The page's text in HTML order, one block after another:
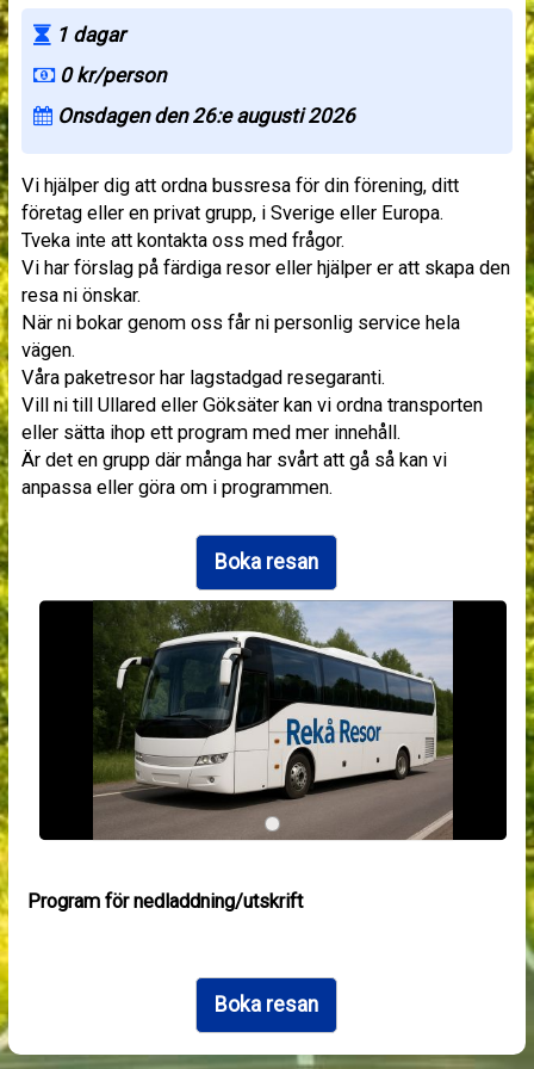
1 dagar
0 kr/person
Onsdagen den 26:e augusti 2026
Vi hjälper dig att ordna bussresa för din förening, ditt
företag eller en privat grupp, i Sverige eller Europa.
Tveka inte att kontakta oss med frågor.
Vi har förslag på färdiga resor eller hjälper er att skapa den
resa ni önskar.
När ni bokar genom oss får ni personlig service hela
vägen.
Våra paketresor har lagstadgad resegaranti.
Vill ni till Ullared eller Göksäter kan vi ordna transporten
eller sätta ihop ett program med mer innehåll.
Är det en grupp där många har svårt att gå så kan vi
anpassa eller göra om i programmen.
Boka resan
Program för nedladdning/utskrift
Boka resan